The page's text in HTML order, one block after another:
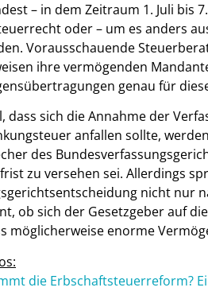
– in dem Zeitraum 1. Juli bis
oder – um es anders
Vorausschauende
ihre vermögenden
genau für
dass sich die Annahme der
anfallen sollte,
des
zu versehen sei. Allerdings
nicht nur
ob sich der Gesetzgeber auf
möglicherweise enorme
die Erbschaftsteuerreform?